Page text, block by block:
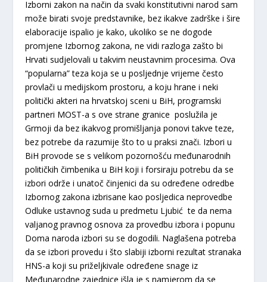
Izborni zakon na način da svaki konstitutivni narod sam
može birati svoje predstavnike, bez ikakve zadrške i šire
elaboracije ispalio je kako, ukoliko se ne dogode
promjene Izbornog zakona, ne vidi razloga zašto bi
Hrvati sudjelovali u takvim neustavnim procesima. Ova
“popularna” teza koja se u posljednje vrijeme često
provlači u medijskom prostoru, a koju hrane i neki
politički akteri na hrvatskoj sceni u BiH, programski
partneri MOST-a s ove strane granice poslužila je
Grmoji da bez ikakvog promišljanja ponovi takve teze,
bez potrebe da razumije što to u praksi znači. Izbori u
BiH provode se s velikom pozornošću međunarodnih
političkih čimbenika u BiH koji i forsiraju potrebu da se
izbori održe i unatoč činjenici da su određene odredbe
Izbornog zakona izbrisane kao posljedica neprovedbe
Odluke ustavnog suda u predmetu Ljubić te da nema
valjanog pravnog osnova za provedbu izbora i popunu
Doma naroda izbori su se dogodili. Naglašena potreba
da se izbori provedu i što slabiji izborni rezultat stranaka
HNS-a koji su priželjkivale određene snage iz
Međunarodne zajednice išla je s namjerom da se